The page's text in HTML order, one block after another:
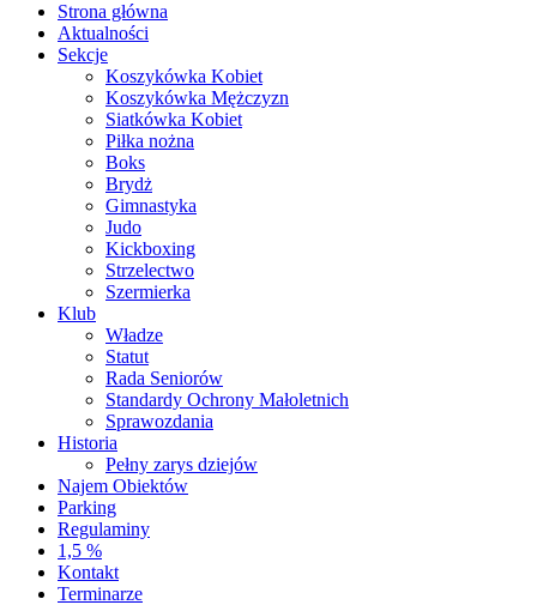
Strona główna
Aktualności
Sekcje
Koszykówka Kobiet
Koszykówka Mężczyzn
Siatkówka Kobiet
Piłka nożna
Boks
Brydż
Gimnastyka
Judo
Kickboxing
Strzelectwo
Szermierka
Klub
Władze
Statut
Rada Seniorów
Standardy Ochrony Małoletnich
Sprawozdania
Historia
Pełny zarys dziejów
Najem Obiektów
Parking
Regulaminy
1,5 %
Kontakt
Terminarze